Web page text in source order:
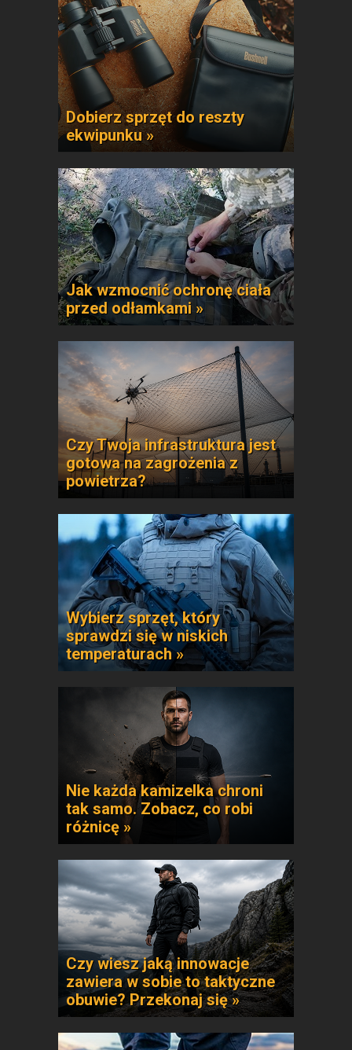
Dobierz sprzęt do reszty
ekwipunku »
Jak wzmocnić ochronę ciała
przed odłamkami »
Czy Twoja infrastruktura jest
gotowa na zagrożenia z
powietrza?
Wybierz sprzęt, który
sprawdzi się w niskich
temperaturach »
Nie każda kamizelka chroni
tak samo. Zobacz, co robi
różnicę »
Czy wiesz jaką innowacje
zawiera w sobie to taktyczne
obuwie? Przekonaj się »